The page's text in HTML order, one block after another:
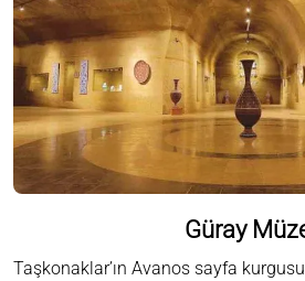
Güray
Taşkonaklar’ın Avanos sayfa